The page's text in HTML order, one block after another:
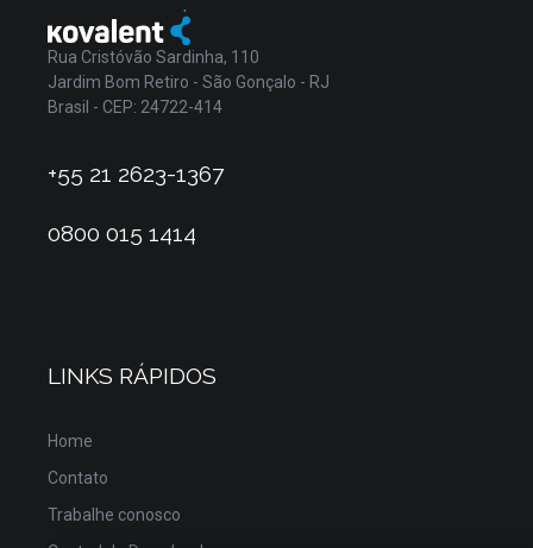
Rua Cristóvão Sardinha, 110
Jardim Bom Retiro - São Gonçalo - RJ
Brasil - CEP: 24722-414
+55 21 2623-1367
0800 015 1414
LINKS RÁPIDOS
Home
Contato
Trabalhe conosco